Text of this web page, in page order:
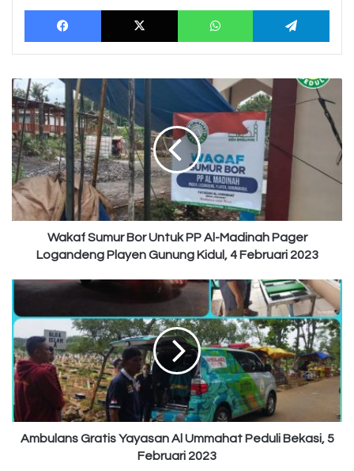
Facebook X WhatsApp
Wakaf
Sumur
Bor
Untuk
PP
Al-
Madinah
Pager
Logandeng
Gunung
4
2023
Wakaf Sumur Bor Untuk PP Al-Madinah Pager
Logandeng Playen Gunung Kidul, 4 Februari 2023
Ambulans
Yayasan
Al
Ummahat
Peduli
Bekasi,
5
Februari
2023
Ambulans Gratis Yayasan Al Ummahat Peduli Bekasi, 5
Februari 2023